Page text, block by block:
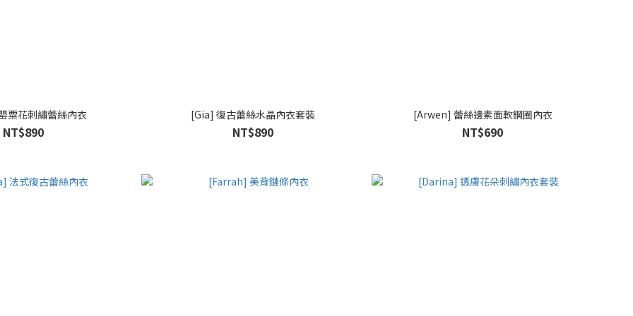
粟花刺繡蕾絲內衣
NT$890
[Gia] 復古蕾絲水晶內衣套裝
NT$890
[Arwen] 蕾絲邊素面軟鋼圈內衣
NT$690